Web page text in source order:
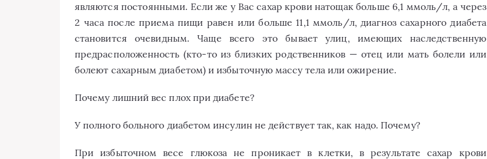
являются постоянными. Если же у Вас сахар крови натощак больше 6,1 ммоль/л, а через
2 часа после приема пищи равен или больше 11,1 ммоль/л, диагноз сахарного диабета
становится очевидным. Чаще всего это бывает улиц, имеющих наследственную
предрасположенность (кто-то из близких родственников — отец или мать болели или
болеют сахарным диабетом) и избыточную массу тела или ожирение.
Почему лишний вес плох при диабете?
У полного больного диабетом инсулин не действует так, как надо. Почему?
При избыточном весе глюкоза не проникает в клетки, в результате сахар крови